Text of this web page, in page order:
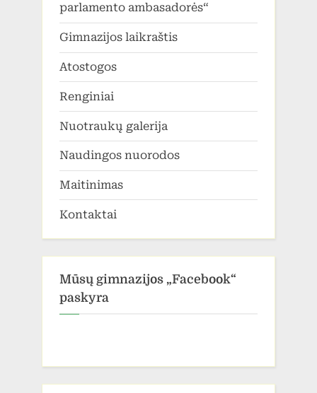
parlamento ambasadorės“
Gimnazijos laikraštis
Atostogos
Renginiai
Nuotraukų galerija
Naudingos nuorodos
Maitinimas
Kontaktai
Mūsų gimnazijos „Facebook“
paskyra